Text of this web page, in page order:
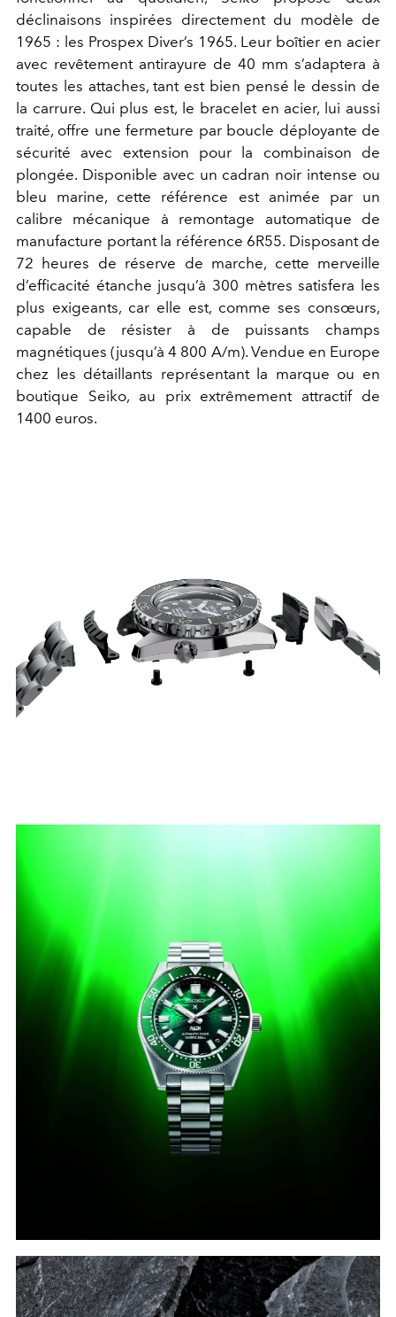
déclinaisons inspirées directement du modèle de
1965 : les Prospex Diver’s 1965. Leur boîtier en acier
avec revêtement antirayure de 40 mm s’adaptera à
toutes les attaches, tant est bien pensé le dessin de
la carrure. Qui plus est, le bracelet en acier, lui aussi
traité, offre une fermeture par boucle déployante de
sécurité avec extension pour la combinaison de
plongée. Disponible avec un cadran noir intense ou
bleu marine, cette référence est animée par un
calibre mécanique à remontage automatique de
manufacture portant la référence 6R55. Disposant de
72 heures de réserve de marche, cette merveille
d’efficacité étanche jusqu’à 300 mètres satisfera les
plus exigeants, car elle est, comme ses consœurs,
capable de résister à de puissants champs
magnétiques (jusqu’à 4 800 A/m). Vendue en Europe
chez les détaillants représentant la marque ou en
boutique Seiko, au prix extrêmement attractif de
1400 euros.